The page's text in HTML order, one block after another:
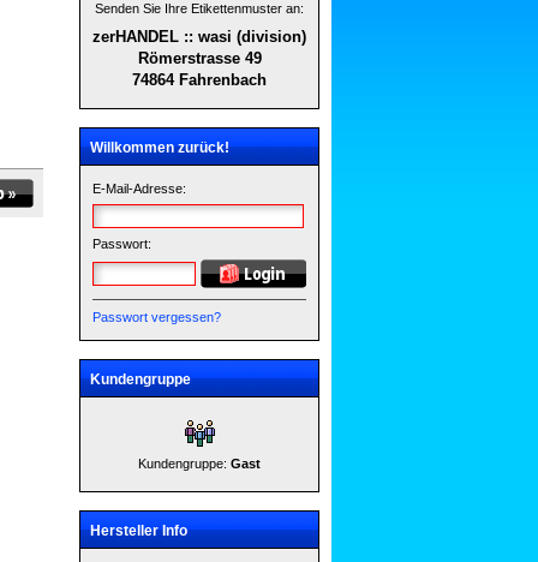
Senden Sie Ihre Etikettenmuster an:
zerHANDEL :: wasi (division)
Römerstrasse 49
74864 Fahrenbach
Willkommen zurück!
E-Mail-Adresse:
Passwort:
Passwort vergessen?
Kundengruppe
Kundengruppe: Gast
Hersteller Info